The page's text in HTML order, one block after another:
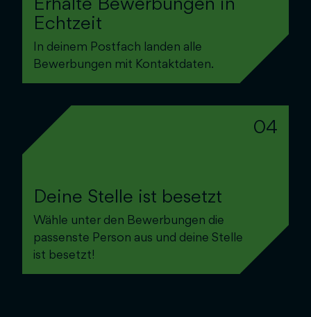
Echtzeit
In deinem Postfach landen alle
Bewerbungen mit Kontaktdaten.
04
Deine Stelle ist besetzt
Wähle unter den Bewerbungen die
passenste Person aus und deine Stelle
ist besetzt!